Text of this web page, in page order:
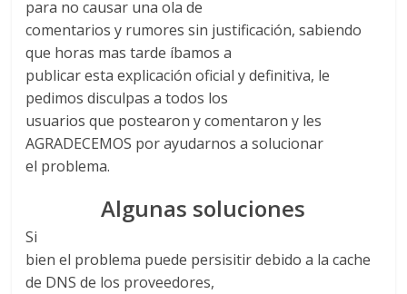
para no causar una ola de
comentarios y rumores sin justificación, sabiendo
que horas mas tarde íbamos a
publicar esta explicación oficial y definitiva, le
pedimos disculpas a todos los
usuarios que postearon y comentaron y les
AGRADECEMOS por ayudarnos a solucionar
el problema.
Algunas soluciones
Si
bien el problema puede persisitir debido a la cache
de DNS de los proveedores,